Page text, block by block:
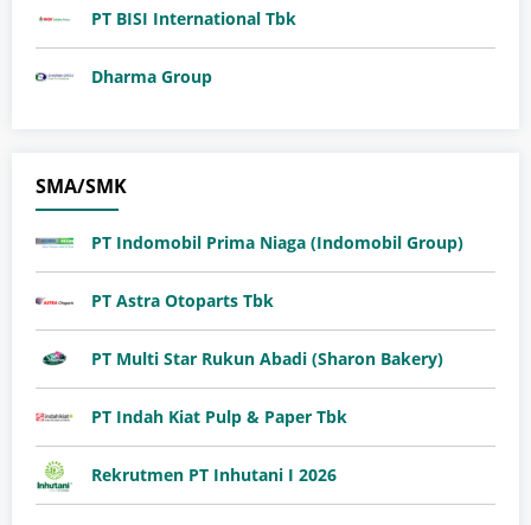
​PT BISI International Tbk
Dharma Group
SMA/SMK
PT Indomobil Prima Niaga (Indomobil Group)
PT Astra Otoparts Tbk
PT Multi Star Rukun Abadi (Sharon Bakery)
PT Indah Kiat Pulp & Paper Tbk
Rekrutmen PT Inhutani I 2026